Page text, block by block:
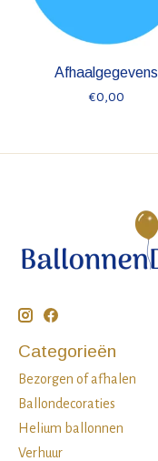
Afhaalgegevens
€0,00
Categorieën
Bezorgen of afhalen
Ballondecoraties
Helium ballonnen
Verhuur